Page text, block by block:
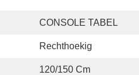
CONSOLE TABEL
Rechthoekig
120/150 Cm